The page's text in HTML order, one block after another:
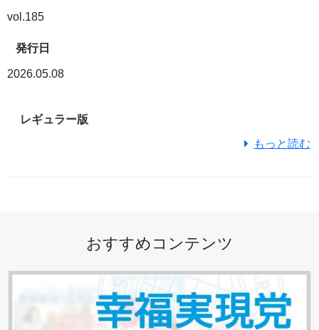
vol.185
発行日
2026.05.08
レギュラー版
もっと読む
おすすめコンテンツ